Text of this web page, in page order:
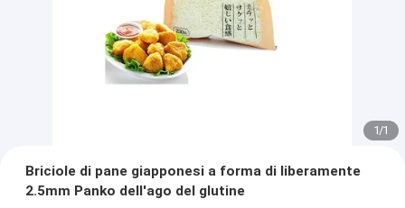
1/1
Briciole di pane giapponesi a forma di liberamente
2.5mm Panko dell'ago del glutine